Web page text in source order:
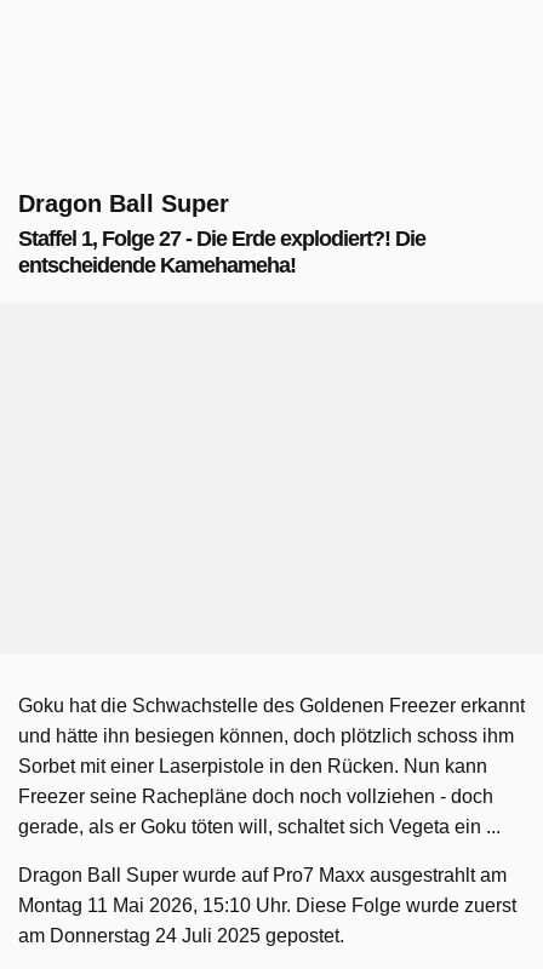
Dragon Ball Super
Staffel 1, Folge 27 - Die Erde explodiert?! Die
entscheidende Kamehameha!
Goku hat die Schwachstelle des Goldenen Freezer erkannt
und hätte ihn besiegen können, doch plötzlich schoss ihm
Sorbet mit einer Laserpistole in den Rücken. Nun kann
Freezer seine Rachepläne doch noch vollziehen - doch
gerade, als er Goku töten will, schaltet sich Vegeta ein ...
Dragon Ball Super wurde auf Pro7 Maxx ausgestrahlt am
Montag 11 Mai 2026, 15:10 Uhr. Diese Folge wurde zuerst
am Donnerstag 24 Juli 2025 gepostet.